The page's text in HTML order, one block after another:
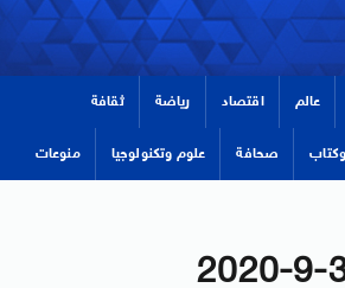
عالم اقتصاد رياضة ثقافة
صحافة علوم وتكنولوجيا منوعات